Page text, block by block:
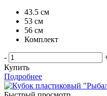
43.5 см
53 см
56 см
Комплект
-
Купить
Подробнее